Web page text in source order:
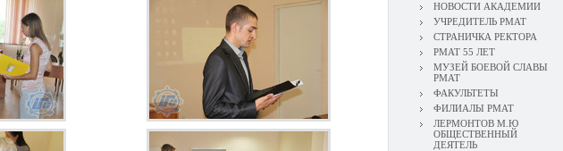
НОВОСТИ АКАДЕМИИ
УЧРЕДИТЕЛЬ РМАТ
СТРАНИЧКА РЕКТОРА
РМАТ 55 ЛЕТ
МУЗЕЙ БОЕВОЙ СЛАВЫ
РМАТ
ФАКУЛЬТЕТЫ
ФИЛИАЛЫ РМАТ
ЛЕРМОНТОВ М.Ю
ОБЩЕСТВЕННЫЙ
ДЕЯТЕЛЬ